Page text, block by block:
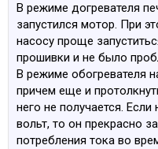
В режиме догревателя
запустился мотор. При
насосу проще
прошивки и не было
В режиме обогревателя
причем еще и
него не получается.
вольт, то он прекрасно
потребления тока во